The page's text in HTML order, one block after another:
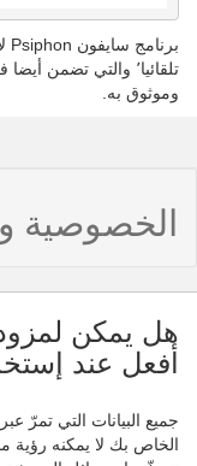
تلقائيا٬ والتي
وموثوق به.
الخصوصية
هل يمكن لمزود
أفعل عند
جميع البيانات التي تمرّ
الخاص بك لا يمكنه رؤية